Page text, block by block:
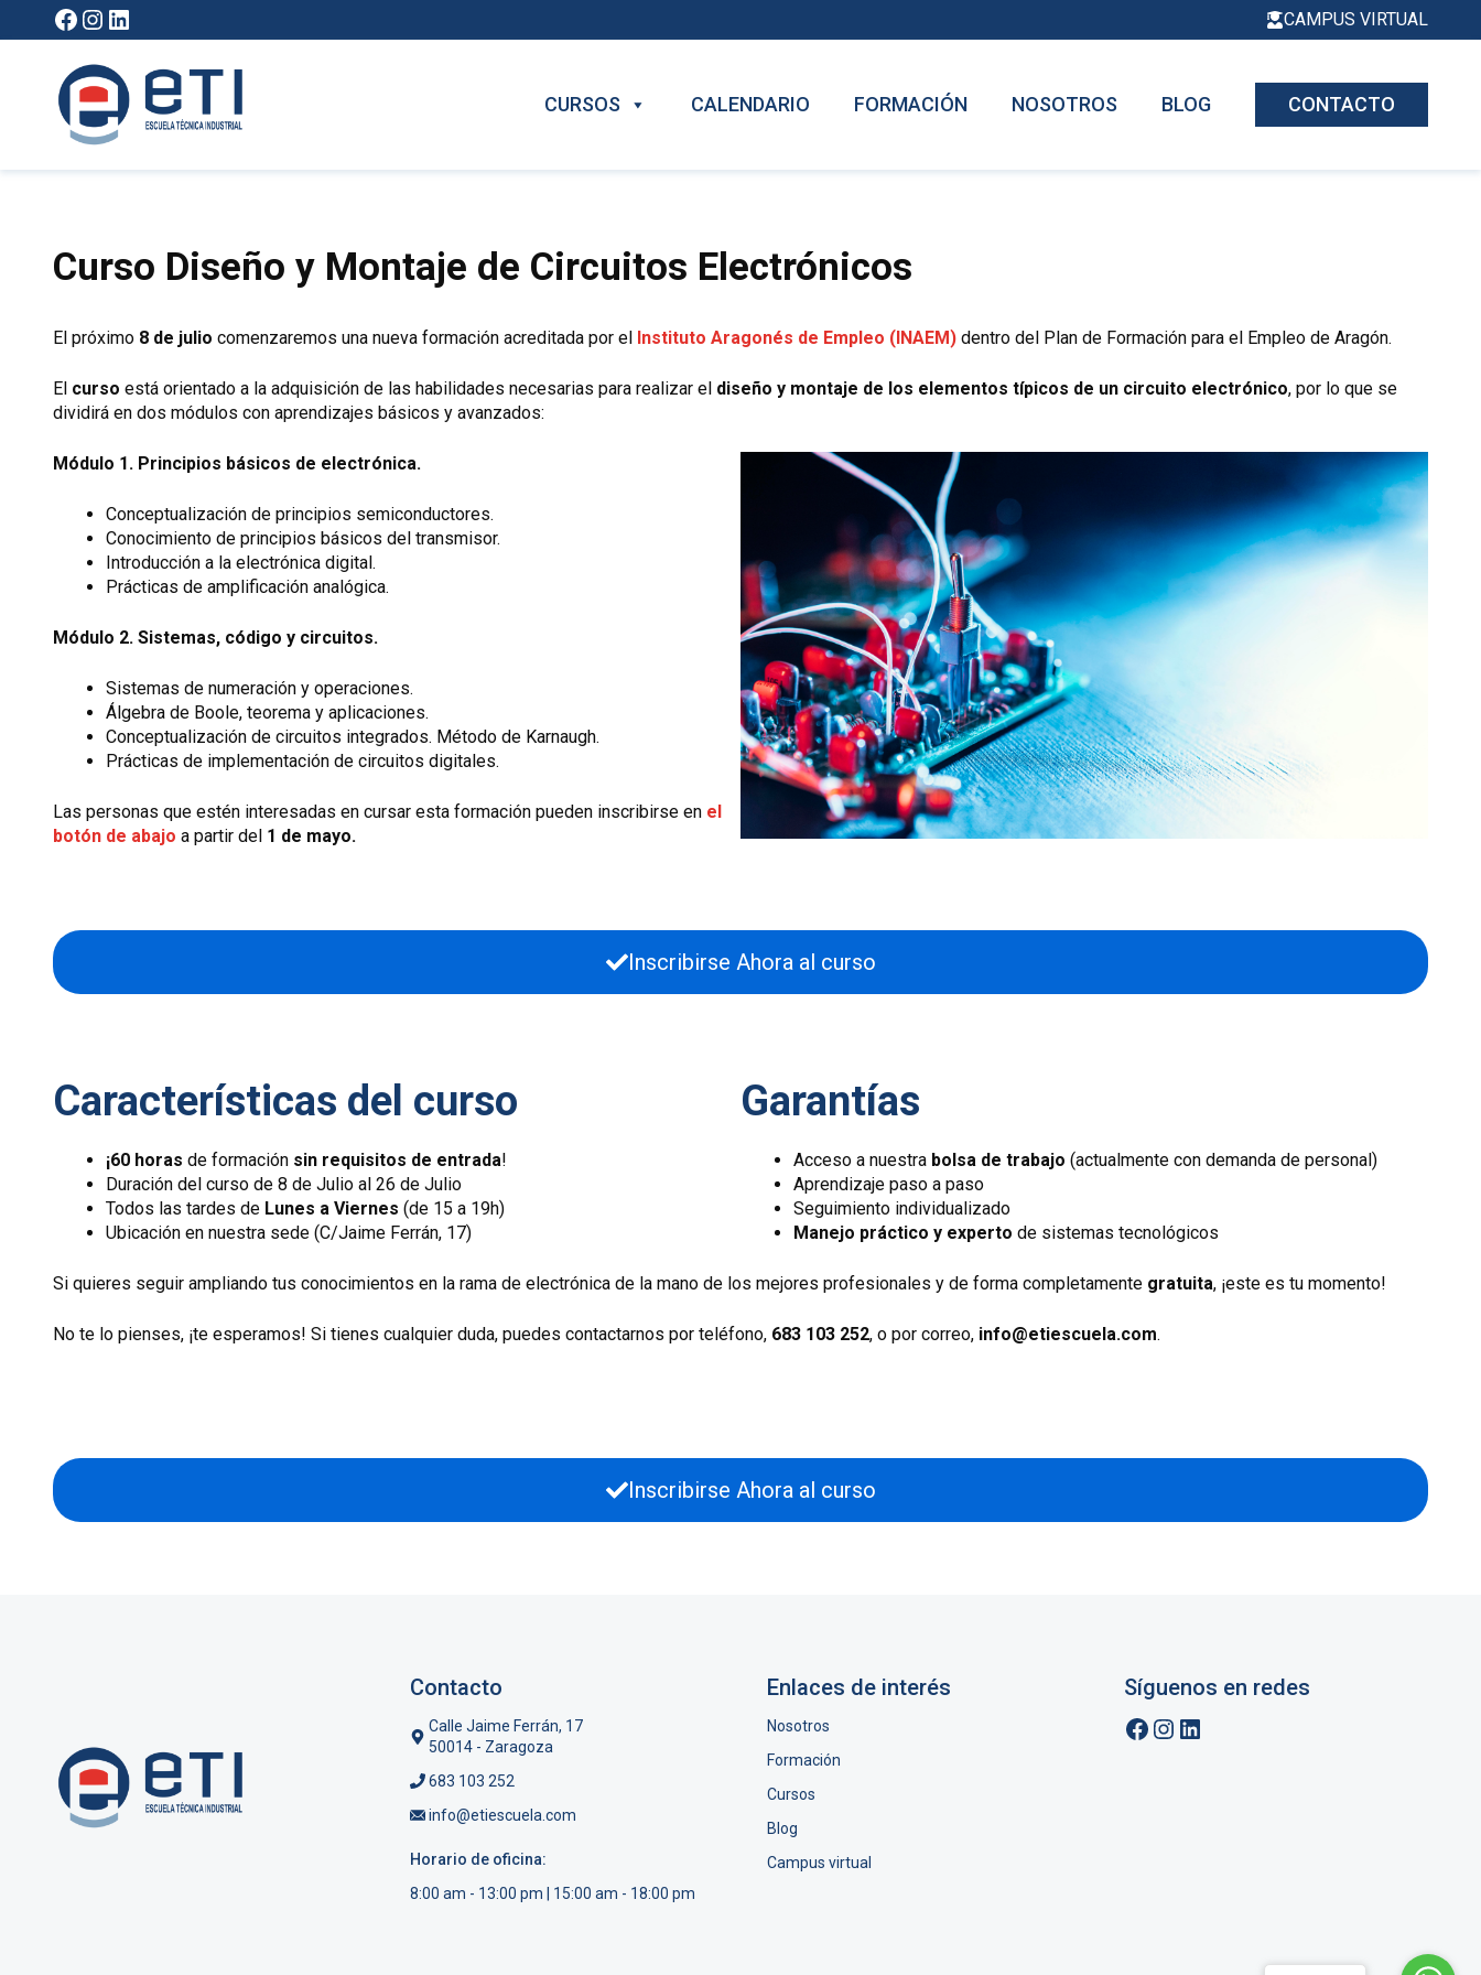
al
Facebook
Instagram
LinkedIn CAMPUS VIRTUAL
CURSOS CALENDARIO FORMACIÓN NOSOTROS BLOG CONTACTO
Curso Diseño y Montaje de Circuitos Electrónicos
El próximo 8 de julio comenzaremos una nueva formación acreditada por el Instituto Aragonés de Empleo (INAEM) dentro del Plan de Formación para el Empleo de Aragón.
El curso está orientado a la adquisición de las habilidades necesarias para realizar el diseño y montaje de los elementos típicos de un circuito electrónico, por lo que se
dividirá en dos módulos con aprendizajes básicos y avanzados:
Módulo 1. Principios básicos de electrónica.
Conceptualización de principios semiconductores.
Conocimiento de principios básicos del transmisor.
Introducción a la electrónica digital.
Prácticas de amplificación analógica.
Módulo 2. Sistemas, código y circuitos.
Sistemas de numeración y operaciones.
Álgebra de Boole, teorema y aplicaciones.
Conceptualización de circuitos integrados. Método de Karnaugh.
Prácticas de implementación de circuitos digitales.
Las personas que estén interesadas en cursar esta formación pueden inscribirse en el
botón de abajo a partir del 1 de mayo.
Inscribirse Ahora al curso
Características del curso
¡60 horas de formación sin requisitos de entrada!
Duración del curso de 8 de Julio al 26 de Julio
Todos las tardes de Lunes a Viernes (de 15 a 19h)
Ubicación en nuestra sede (C/Jaime Ferrán, 17)
Garantías
Acceso a nuestra bolsa de trabajo (actualmente con demanda de personal)
Aprendizaje paso a paso
Seguimiento individualizado
Manejo práctico y experto de sistemas tecnológicos
Si quieres seguir ampliando tus conocimientos en la rama de electrónica de la mano de los mejores profesionales y de forma completamente gratuita, ¡este es tu momento!
No te lo pienses, ¡te esperamos! Si tienes cualquier duda, puedes contactarnos por teléfono, 683 103 252, o por correo, info@etiescuela.com.
Inscribirse Ahora al curso
Contacto
Calle Jaime Ferrán, 17
50014 - Zaragoza
683 103 252
info@etiescuela.com
Horario de oficina:
8:00 am - 13:00 pm | 15:00 am - 18:00 pm
Enlaces de interés
Nosotros
Formación
Cursos
Blog
Campus virtual
Síguenos en redes
Facebook
Instagram
LinkedIn